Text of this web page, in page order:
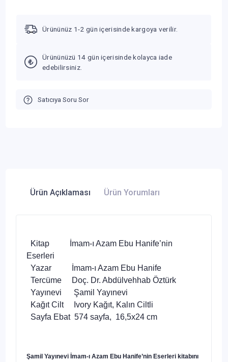
Ürününüz 1-2 gün içerisinde kargoya verilir.
Ürününüzü 14 gün içerisinde kolayca iade
edebilirsiniz.
Satıcıya Soru Sor
Ürün Açıklaması Ürün Yorumları
Kitap İmam-ı Azam Ebu Hanife’nin
Eserleri
Yazar İmam-ı Azam Ebu Hanife
Tercüme Doç. Dr. Abdülvehhab Öztürk
Yayınevi Şamil Yayınevi
Kağıt Cilt Ivory Kağıt, Kalın Ciltli
Sayfa Ebat 574 sayfa, 16,5x24 cm
Şamil Yayınevi İmam-ı Azam Ebu Hanife’nin Eserleri kitabını